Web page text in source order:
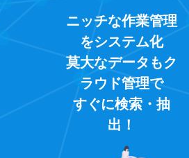
ニッチな作業管理
をシステム化
莫大なデータもク
ラウド管理で
すぐに検索・抽
出！